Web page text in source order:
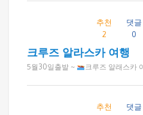
추천
2
댓글
0
크루즈 알라스카 여행
5월30일출발 ~ 크루즈 알래스카 여행 7박8일 여정을 행복하고 즐겁게 다녀왔습니다. 육지로만 다니다가 처음으로 크루즈(로열프린세스)를 탔는데 그곳에는 화려한 많은 프로그램이있었고 다양한 음식들 최선을 다하는 승무원들과 배려심 많은 종시자들 있어서 감사했습니다~ 좋은 날씨와 축복속에 드림투어 인솔자 및 기사님 그리고 함께 여행하신분들의 배려덕분에 더 좋은 여행이었
추천
댓글